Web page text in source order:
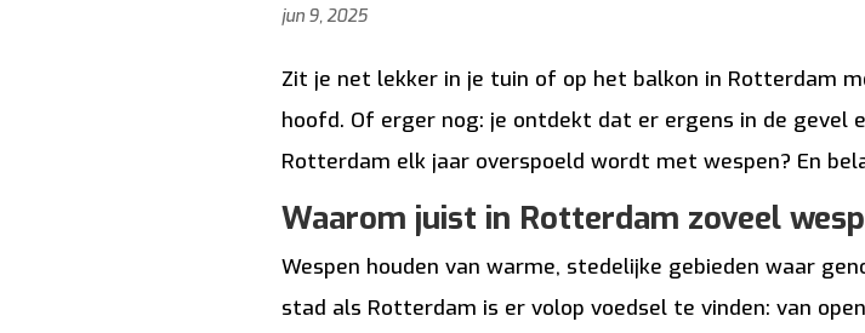
jun 9, 2025
Zit je net lekker in je tuin of op het balkon in Rotterdam
hoofd. Of erger nog: je ontdekt dat er ergens in de gevel
Rotterdam elk jaar overspoeld wordt met wespen? En
Waarom juist in Rotterdam zoveel
Wespen houden van warme, stedelijke gebieden waar
stad als Rotterdam is er volop voedsel te vinden: van